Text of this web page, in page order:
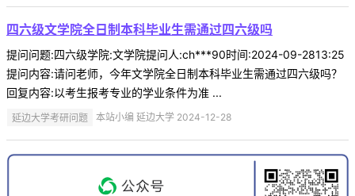
四六级文学院全日制本科毕业生需通过四六级吗
提问问题:四六级学院:文学院提问人:ch***90时间:2024-09-2813:25
提问内容:请问老师，今年文学院全日制本科毕业生需通过四六级吗？
回复内容:以考生报考专业的学业条件为准 ...
延边大学考研问题 本站小编 延边大学 2024-12-28